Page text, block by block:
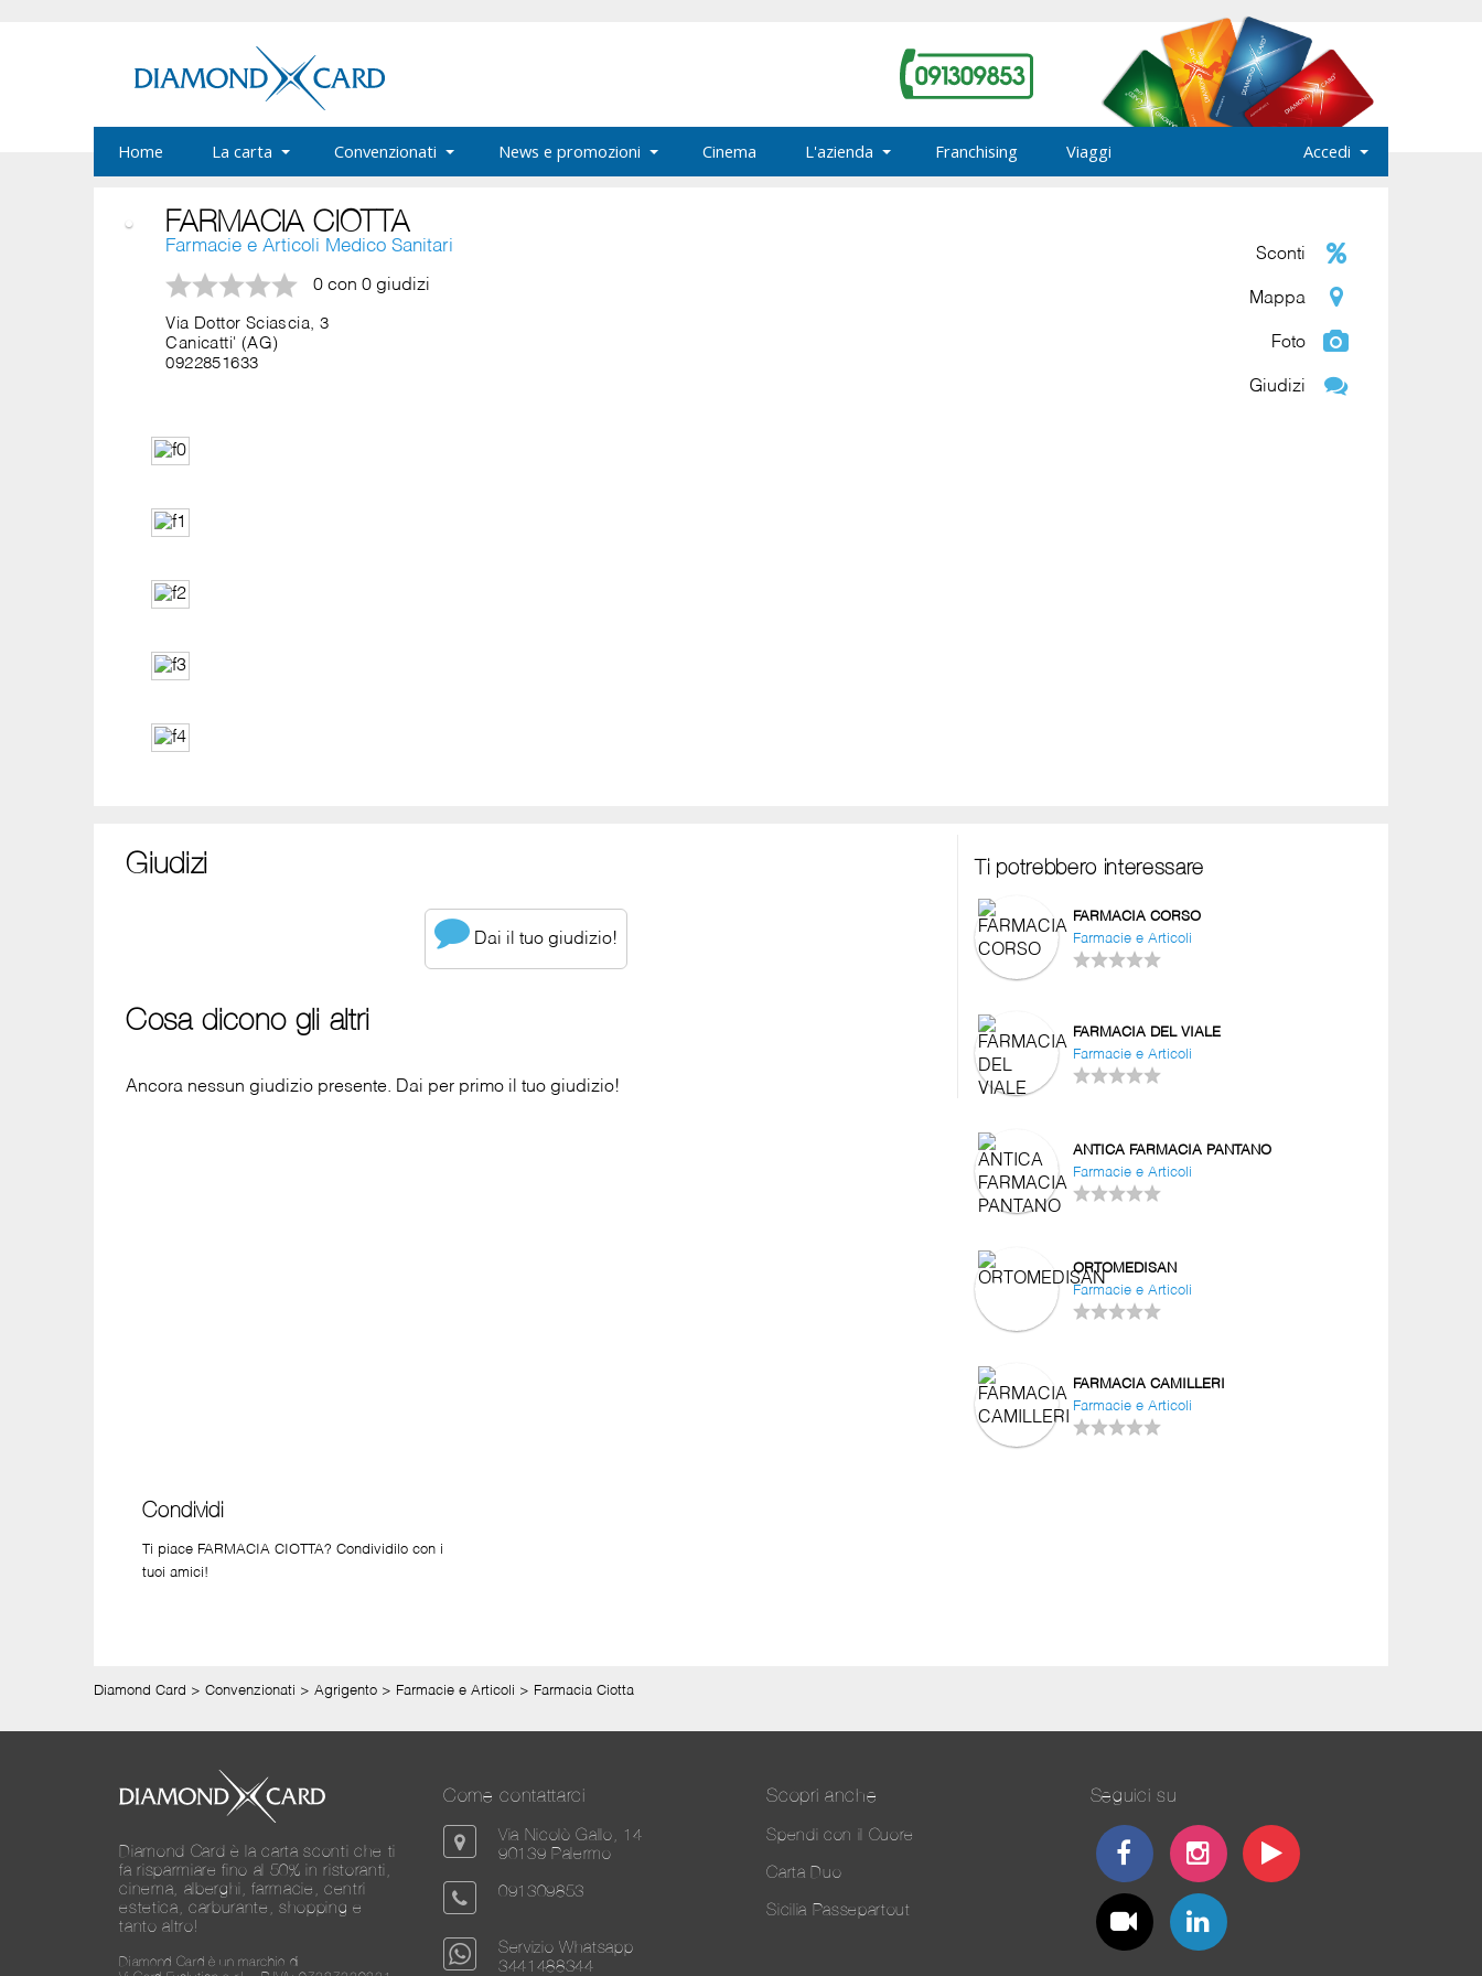
Home La carta Convenzionati News e promozioni Cinema L'azienda Franchising Viaggi Accedi
FARMACIA CIOTTA
Farmacie e Articoli Medico Sanitari
0 con 0 giudizi
Via Dottor Sciascia, 3
Canicatti' (AG)
0922851633
Sconti
Mappa
Foto
Giudizi
Giudizi
Dai il tuo giudizio!
Cosa dicono gli altri
Ancora nessun giudizio presente. Dai per primo il tuo giudizio!
Ti potrebbero interessare
FARMACIA CORSO
Farmacie e Articoli
FARMACIA DEL VIALE
Farmacie e Articoli
ANTICA FARMACIA PANTANO
Farmacie e Articoli
ORTOMEDISAN
Farmacie e Articoli
FARMACIA CAMILLERI
Farmacie e Articoli
Condividi
Ti piace FARMACIA CIOTTA? Condividilo con i
tuoi amici!
Diamond Card > Convenzionati > Agrigento > Farmacie e Articoli > Farmacia Ciotta
Diamond Card è la carta sconti che ti
fa risparmiare fino al 50% in ristoranti,
cinema, alberghi, farmacie, centri
estetica, carburante, shopping e
tanto altro!
Diamond Card è un marchio di
Come contattarci
Via Nicolò Gallo, 14
90139 Palermo
091309853
Servizio Whatsapp
3441488344
Scopri anche
Spendi con il Cuore
Carta Duo
Sicilia Passepartout
Seguici su